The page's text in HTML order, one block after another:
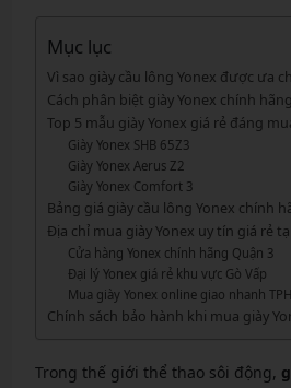
Mục lục
Vì sao giày cầu lông Yonex được ưa
Cách phân biệt giày Yonex chính
Top 5 mẫu giày Yonex giá rẻ đáng
Giày Yonex SHB 65Z3
Giày Yonex Aerus Z2
Giày Yonex Comfort 3
Bảng giá giày cầu lông Yonex chính
Địa chỉ mua giày Yonex uy tín giá rẻ
Cửa hàng Yonex chính hãng Quận 3
Đại lý Yonex giá rẻ khu vực Gò Vấp
Mua giày Yonex online giao nhanh
Chính sách bảo hành khi mua giày
Trong thế giới thể thao sôi động,